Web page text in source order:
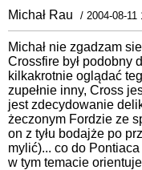
Michał Rau
/ 2004-08-11
Michał nie zgadzam
Crossfire był podobny
kilkakrotnie oglądać
zupełnie inny, Cross
jest zdecydowanie
żeczonym Fordzie ze
on z tyłu bodajże po
mylić)... co do
w tym temacie